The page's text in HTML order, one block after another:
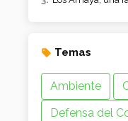
Temas
Ambiente
Defensa del